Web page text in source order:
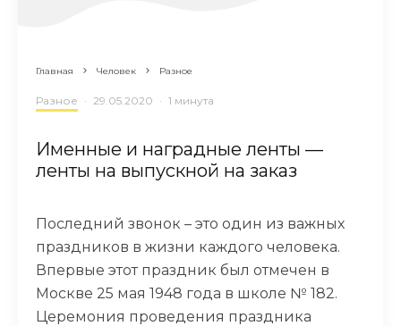
Главная Человек Разное
Разное · 29.05.2020 · 1 минута
Именные и наградные ленты —
ленты на выпускной на заказ
Последний звонок – это один из важных
праздников в жизни каждого человека.
Впервые этот праздник был отмечен в
Москве 25 мая 1948 года в школе № 182.
Церемония проведения праздника